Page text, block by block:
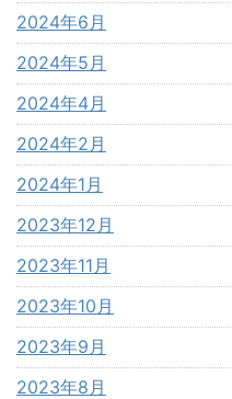
2024年6月
2024年5月
2024年4月
2024年2月
2024年1月
2023年12月
2023年11月
2023年10月
2023年9月
2023年8月